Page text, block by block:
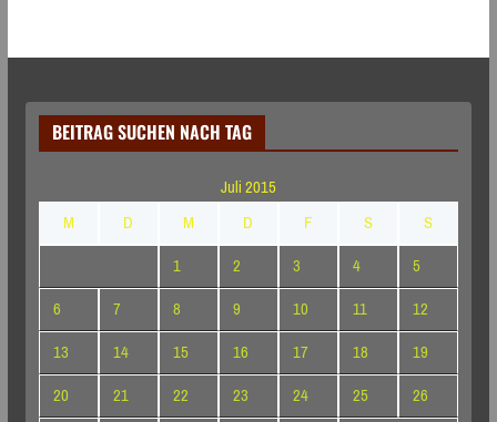
BEITRAG SUCHEN NACH TAG
Juli 2015
M
D M D F S
S
1
2 3 4
5
6
7 8 9 10 11
12
13
14 15 16 17 18
19
20
21 22 23 24 25
26